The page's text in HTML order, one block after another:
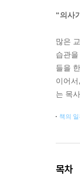
“의사
많은
습관
들을
이어
는 목
책의
목차